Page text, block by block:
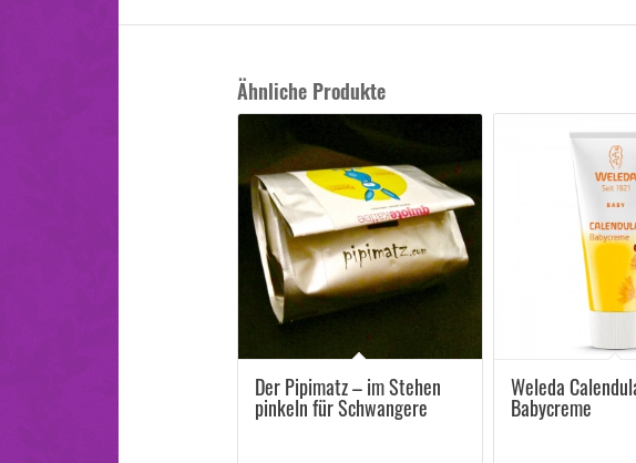
Ähnliche Produkte
5.00
Der Pipimatz – im Stehen
pinkeln für Schwangere
Weleda
Babycreme